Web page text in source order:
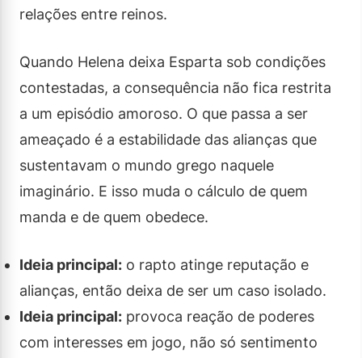
relações entre reinos.
Quando Helena deixa Esparta sob condições
contestadas, a consequência não fica restrita
a um episódio amoroso. O que passa a ser
ameaçado é a estabilidade das alianças que
sustentavam o mundo grego naquele
imaginário. E isso muda o cálculo de quem
manda e de quem obedece.
Ideia principal: o rapto atinge reputação e
alianças, então deixa de ser um caso isolado.
Ideia principal: provoca reação de poderes
com interesses em jogo, não só sentimento